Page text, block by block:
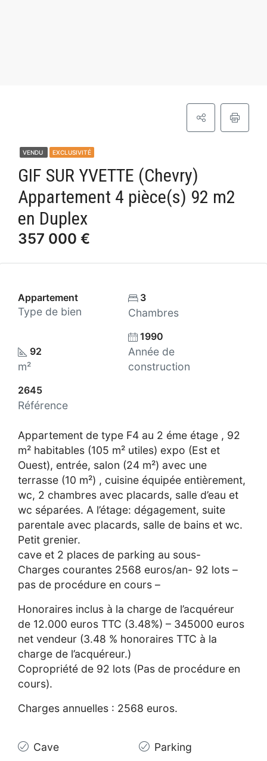
VENDU EXCLUSIVITÉ
GIF SUR YVETTE (Chevry)
Appartement 4 pièce(s) 92 m2
en Duplex
357 000 €
Appartement
Type de bien
3
Chambres
92
m²
1990
Année de
construction
2645
Référence
Appartement de type F4 au 2 éme étage , 92
m² habitables (105 m² utiles) expo (Est et
Ouest), entrée, salon (24 m²) avec une
terrasse (10 m²) , cuisine équipée entièrement,
wc, 2 chambres avec placards, salle d’eau et
wc séparées. A l’étage: dégagement, suite
parentale avec placards, salle de bains et wc.
Petit grenier.
cave et 2 places de parking au sous-
Charges courantes 2568 euros/an- 92 lots –
pas de procédure en cours –
Honoraires inclus à la charge de l’acquéreur
de 12.000 euros TTC (3.48%) – 345000 euros
net vendeur (3.48 % honoraires TTC à la
charge de l’acquéreur.)
Copropriété de 92 lots (Pas de procédure en
cours).
Charges annuelles : 2568 euros.
Cave Parking